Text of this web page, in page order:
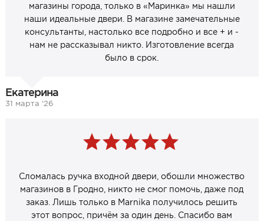
магазины города, только в «Маринка» мы нашли
наши идеальные двери. В магазине замечательные
консультанты, настолько все подробно и все + и -
нам не рассказывал никто. Изготовление всегда
было в срок.
Екатерина
31 марта ‘26
Сломалась ручка входной двери, обошли множество
магазинов в Гродно, никто не смог помочь, даже под
заказ. Лишь только в Marnika получилось решить
этот вопрос, причём за один день. Спасибо вам